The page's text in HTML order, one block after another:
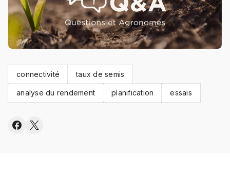
connectivité taux de semis
analyse du rendement planification essais